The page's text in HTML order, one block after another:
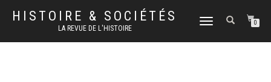
HISTOIRE & SOCIÉTÉS
LA REVUE DE L'HISTOIRE
DÉPLIER
NAVIGATION
0